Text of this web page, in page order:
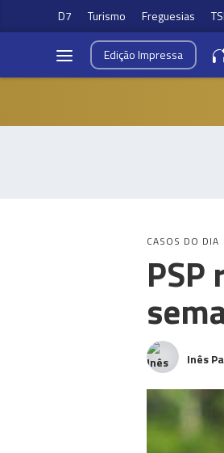
D7 Turismo Freguesias
EdiçãoImpressa
CASOS DO DIA
Inês